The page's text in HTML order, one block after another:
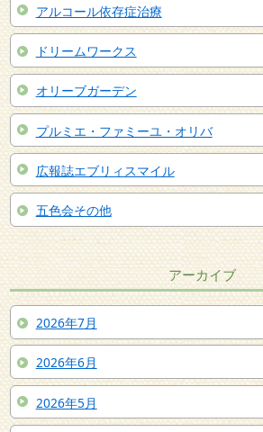
アルコール依存症治療
ドリームワークス
オリーブガーデン
プルミエ・ファミーユ・オリバ
広報誌エブリィスマイル
五色会その他
アーカイブ
2026年7月
2026年6月
2026年5月